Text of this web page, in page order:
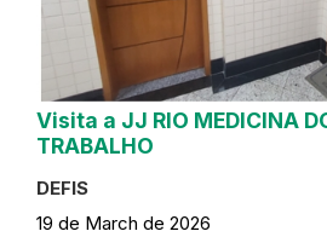
Visita a JJ RIO MEDICINA
TRABALHO
DEFIS
19 de March de 2026